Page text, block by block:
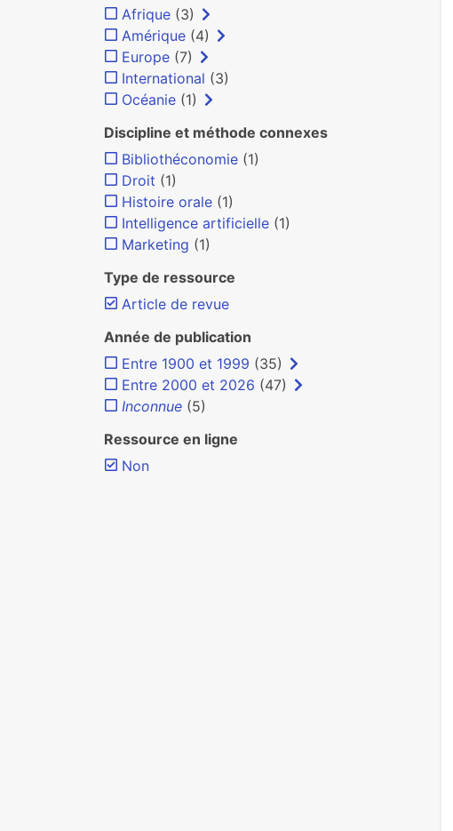
Afrique (3)
Amérique (4)
Europe (7)
International (3)
Océanie (1)
Discipline et méthode connexes
Bibliothéconomie (1)
Droit (1)
Histoire orale (1)
Intelligence artificielle (1)
Marketing (1)
Type de ressource
Article de revue
Année de publication
Entre 1900 et 1999 (35)
Entre 2000 et 2026 (47)
Inconnue (5)
Ressource en ligne
Non